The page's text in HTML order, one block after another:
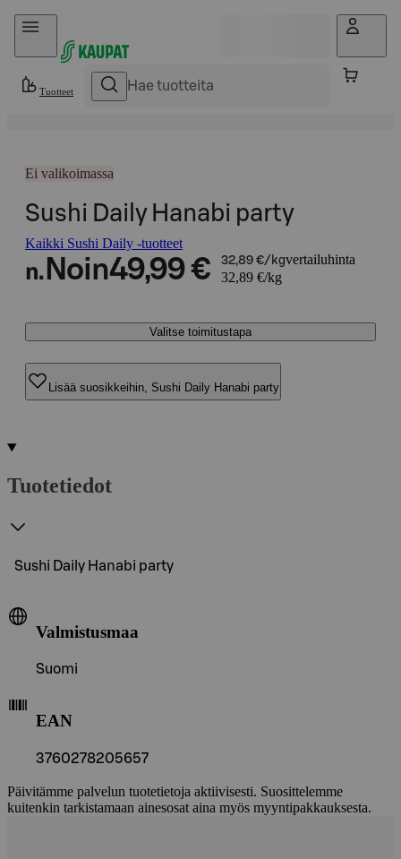
Hyppää sisältöön
Tuotteet
Ei valikoimassa
Sushi Daily Hanabi party
Kaikki Sushi Daily -tuotteet
n. Noin49,99 € 32,89 €/kgvertailuhinta
32,89 €/kg
Valitse toimitustapa
Lisää suosikkeihin, Sushi Daily Hanabi party
Tuotetiedot
Sushi Daily Hanabi party
Valmistusmaa
Suomi
EAN
3760278205657
Päivitämme palvelun tuotetietoja aktiivisesti. Suosittelemme
kuitenkin tarkistamaan ainesosat aina myös myyntipakkauksesta.